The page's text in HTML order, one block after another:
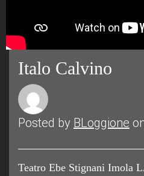
Italo Calvino
Posted by BLoggione
Teatro Ebe Stignani Imola